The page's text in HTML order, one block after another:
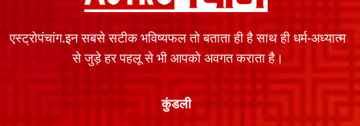
एस्ट्रोपंचांग.इन सबसे सटीक भविष्यफल तो बताता ही है साथ ही धर्म-अध्यात्म
से जुड़े हर पहलू से भी आपको अवगत कराता है।
कुंडली